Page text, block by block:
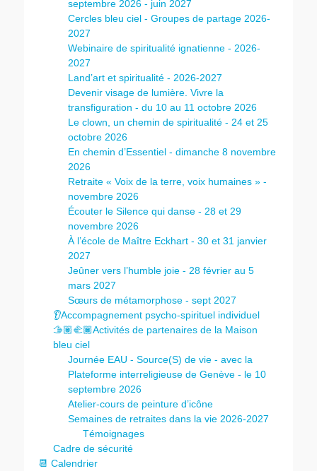
septembre 2026 - juin 2027
Cercles bleu ciel - Groupes de partage 2026-
2027
Webinaire de spiritualité ignatienne - 2026-
2027
Land’art et spiritualité - 2026-2027
Devenir visage de lumière. Vivre la
transfiguration - du 10 au 11 octobre 2026
Le clown, un chemin de spiritualité - 24 et 25
octobre 2026
En chemin d’Essentiel - dimanche 8 novembre
2026
Retraite « Voix de la terre, voix humaines » -
novembre 2026
Écouter le Silence qui danse - 28 et 29
novembre 2026
À l’école de Maître Eckhart - 30 et 31 janvier
2027
Jeûner vers l’humble joie - 28 février au 5
mars 2027
Sœurs de métamorphose - sept 2027
👂Accompagnement psycho-spirituel individuel
🫱🏽‍🫲🏾Activités de partenaires de la Maison
bleu ciel
Journée EAU - Source(S) de vie - avec la
Plateforme interreligieuse de Genève - le 10
septembre 2026
Atelier-cours de peinture d’icône
Semaines de retraites dans la vie 2026-2027
Témoignages
Cadre de sécurité
📆 Calendrier